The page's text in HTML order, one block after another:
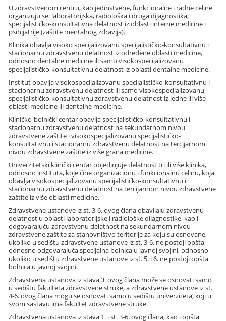
U zdravstvenom centru, kao jedinstvene, funkcionalne i radne celine
organizuju se: laboratorijska, radiološka i druga dijagnostika,
specijalističko-konsultativna delatnost iz oblasti interne medicine i
psihijatrije (zaštite mentalnog zdravlja).
Klinika obavlja visoko specijalizovanu specijalističko-konsultativnu i
stacionarnu zdravstvenu delatnost iz određene oblasti medicine,
odnosno dentalne medicine ili samo visokospecijalizovanu
specijalističko-konsultativnu delatnost iz oblasti dentalne medicine.
Institut obavlja visokospecijalizovanu specijalističko-konsultativnu i
stacionarnu zdravstvenu delatnost ili samo visokospecijalizovanu
specijalističko-konsultativnu zdravstvenu delatnost iz jedne ili više
oblasti medicine ili dentalne medicine.
Kliničko-bolnički centar obavlja specijalističko-konsultativnu i
stacionarnu zdravstvenu delatnost na sekundarnom nivou
zdravstvene zaštite i visokospecijalizovanu specijalističko-
konsultativnu i stacionarnu zdravstvenu delatnost na tercijarnom
nivou zdravstvene zaštite iz više grana medicine.
Univerzitetski klinički centar objedinjuje delatnost tri ili više klinika,
odnosno instituta, koje čine organizacionu i funkcionalnu celinu, koja
obavlja visokospecijalizovanu specijalističko-konsultativnu i
stacionarnu zdravstvenu delatnost na tercijarnom nivou zdravstvene
zaštite iz više oblasti medicine.
Zdravstvene ustanove iz st. 3-6. ovog člana obavljaju zdravstvenu
delatnost u oblasti laboratorijske i radiološke dijagnostike, kao i
odgovarajuću zdravstvenu delatnost na sekundarnom nivou
zdravstvene zaštite za stanovništvo teritorije za koju su osnovane,
ukoliko u sedištu zdravstvene ustanove iz st. 3-6. ne postoji opšta,
odnosno odgovarajuća specijalna bolnica u javnoj svojini, odnosno
ukoliko u sedištu zdravstvene ustanove iz st. 5. i 6. ne postoji opšta
bolnica u javnoj svojini.
Zdravstvena ustanova iz stava 3. ovog člana može se osnovati samo
u sedištu fakulteta zdravstvene struke, a zdravstvene ustanove iz st.
4-6. ovog člana mogu se osnovati samo u sedištu univerziteta, koji u
svom sastavu ima fakultet zdravstvene struke.
Zdravstvena ustanova iz stava 1. i st. 3-6. ovog člana, kao i opšta